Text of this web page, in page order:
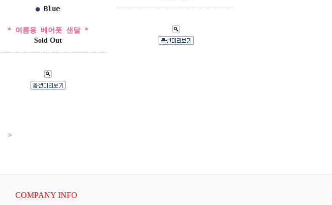
● Blue
* 여름용 베어풋 샌달 *
Sold Out
>>
COMPANY INFO